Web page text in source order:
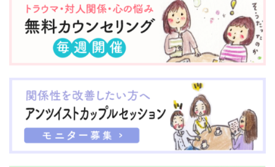
はわたしが人生で初めて
飼った犬、おおきな秋田
犬のメスだ。 2021年９
月コハルが８歳と２か月
のとき 顔に突然 大き
なイボができた。「これ
ってなんだろう」軽い気
持ちで夫と病院に連れて
いくとすぐに先生から原
因不明なこと ...
婚の母。第一子の父との
子を再び授かり出産した
が、同居はしていない。
実家で、子ども達と、子
ども達の祖父母と、母で
暮らしていた。 助産師に
よる赤ちゃん訪問の結
果、 ・産後うつの可能性
があること ・子ども(特
に第一子)への愛着が弱
いこ ...